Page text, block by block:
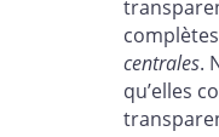
centrales.
qu’elles